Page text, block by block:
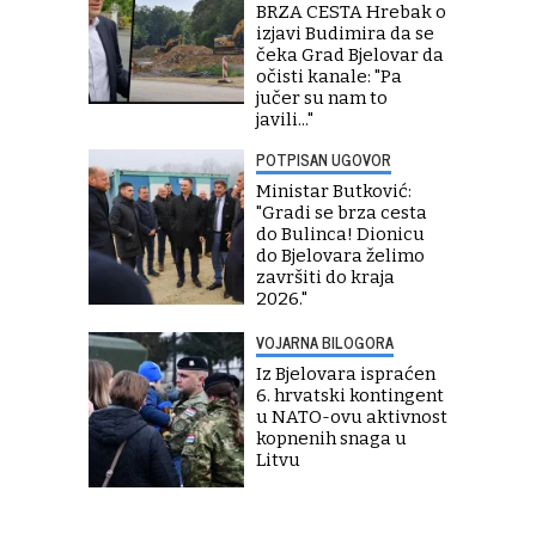
BRZA CESTA Hrebak o
izjavi Budimira da se
čeka Grad Bjelovar da
očisti kanale: "Pa
jučer su nam to
javili..."
POTPISAN UGOVOR
Ministar Butković:
"Gradi se brza cesta
do Bulinca! Dionicu
do Bjelovara želimo
završiti do kraja
2026."
VOJARNA BILOGORA
Iz Bjelovara ispraćen
6. hrvatski kontingent
u NATO-ovu aktivnost
kopnenih snaga u
Litvu